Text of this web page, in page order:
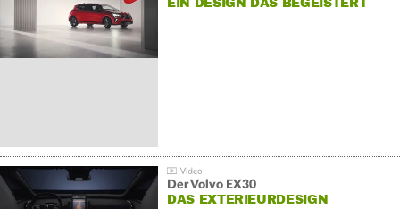
EIN DESIGN DAS BEGEISTERT
Der Volvo EX30
DAS EXTERIEURDESIGN